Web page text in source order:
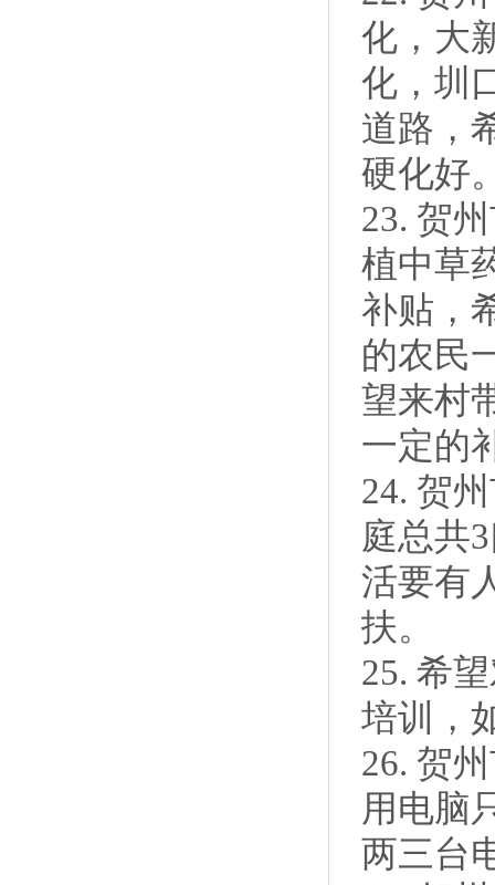
化，大
化，圳
道路，
硬化好
23. 贺
植中草
补贴，
的农民
望来村
一定的
24. 贺
庭总共
活要有
扶。
25. 希
培训，
26. 贺
用电脑
两三台